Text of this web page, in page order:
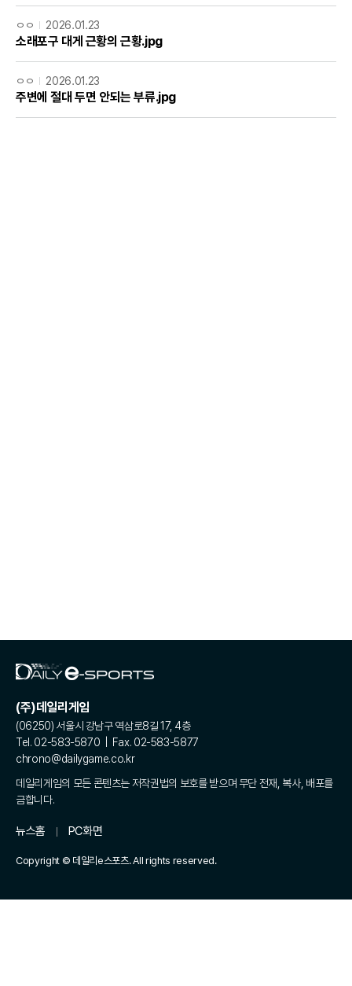
ㅇㅇ 2026.01.23
소래포구 대게 근황의 근황.jpg
ㅇㅇ 2026.01.23
주변에 절대 두면 안되는 부류.jpg
(주)데일리게임
(06250) 서울시 강남구 역삼로8길 17, 4층
Tel. 02-583-5870 | Fax. 02-583-5877
chrono@dailygame.co.kr
데일리게임의 모든 콘텐츠는 저작권법의 보호를 받으며 무단 전재, 복사, 배포를
금합니다.
뉴스홈 PC화면
Copyright © 데일리e스포츠. All rights reserved.